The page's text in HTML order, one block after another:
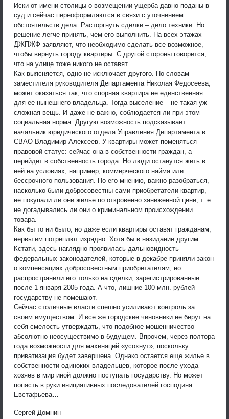
Иски от имени столицы о возмещении ущерба давно поданы в
суд и сейчас переоформляются в связи с уточнением
обстоятельств дела. Расторгнуть сделки – дело техники. Но
решение легче принять, чем его выполнить. На всех этажах
ДЖПЖФ заявляют, что необходимо сделать все возможное,
чтобы вернуть городу квартиры. С другой стороны говорится,
что на улице тоже никого не оставят.
Как выясняется, одно не исключает другого. По словам
заместителя руководителя Департамента Николая Федосеева,
может оказаться так, что спорная квартира не единственная
для ее нынешнего владельца. Тогда выселение – не такая уж
сложная вещь. И даже не важно, соблюдается ли при этом
социальная норма. Другую возможность подсказывает
начальник юридического отдела Управления Департамента в
СВАО Владимир Алексеев. У квартиры может поменяться
правовой статус: сейчас она в собственности граждан, а
перейдет в собственность города. Но люди останутся жить в
ней на условиях, например, коммерческого найма или
бессрочного пользования. По его мнению, важно разобраться,
насколько были добросовестны сами приобретатели квартир,
не покупали ли они жилье по откровенно заниженной цене, т. е.
не догадывались ли они о криминальном происхождении
товара.
Как бы то ни было, но даже если квартиры оставят гражданам,
нервы им потреплют изрядно. Хотя бы в назидание другим.
Кстати, здесь наглядно проявилась дальновидность
федеральных законодателей, которые в декабре приняли закон
о компенсациях добросовестным приобретателям, но
распространили его только на сделки, зарегистрированные
после 1 января 2005 года. А что, лишние 100 млн. рублей
государству не помешают.
Сейчас столичные власти спешно усиливают контроль за
своим имуществом. И все же городские чиновники не берут на
себя смелость утверждать, что подобное мошенничество
абсолютно неосуществимо в будущем. Впрочем, через полтора
года возможности для махинаций «усохнут», поскольку
приватизация будет завершена. Однако остается еще жилье в
собственности одиноких владельцев, которое после ухода
хозяев в мир иной должно поступать государству. Но может
попасть в руки инициативных последователей господина
Евстафьева…
Сергей Домнин